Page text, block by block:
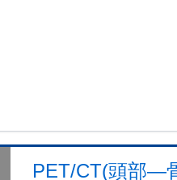
PET/CT(頭部―